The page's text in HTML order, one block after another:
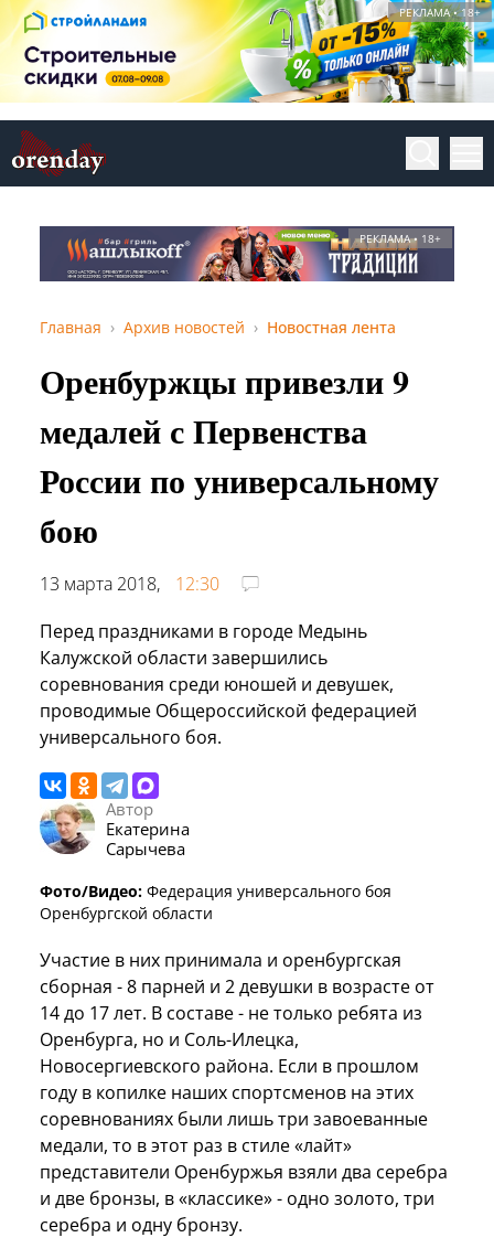
РЕКЛАМА • 18+
РЕКЛАМА • 18+
Главная Архив новостей Новостная лента
Оренбуржцы привезли 9
медалей с Первенства
России по универсальному
бою
13 марта 2018,
12:30
Перед праздниками в городе Медынь
Калужской области завершились
соревнования среди юношей и девушек,
проводимые Общероссийской федерацией
универсального боя.
Автор
Екатерина
Сарычева
Фото/Видео: Федерация универсального боя
Оренбургской области
Участие в них принимала и оренбургская
сборная - 8 парней и 2 девушки в возрасте от
14 до 17 лет. В составе - не только ребята из
Оренбурга, но и Соль-Илецка,
Новосергиевского района. Если в прошлом
году в копилке наших спортсменов на этих
соревнованиях были лишь три завоеванные
медали, то в этот раз в стиле «лайт»
представители Оренбуржья взяли два серебра
и две бронзы, в «классике» - одно золото, три
серебра и одну бронзу.